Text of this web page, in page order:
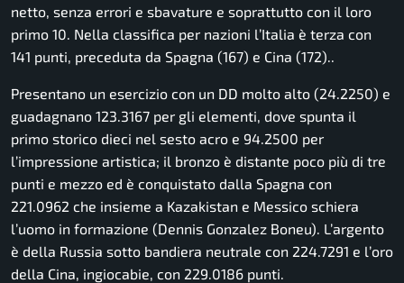
netto, senza errori e sbavature e soprattutto con il loro
primo 10. Nella classifica per nazioni l’Italia è terza con
141 punti, preceduta da Spagna (167) e Cina (172)..
Presentano un esercizio con un DD molto alto (24.2250) e
guadagnano 123.3167 per gli elementi, dove spunta il
primo storico dieci nel sesto acro e 94.2500 per
l’impressione artistica; il bronzo è distante poco più di tre
punti e mezzo ed è conquistato dalla Spagna con
221.0962 che insieme a Kazakistan e Messico schiera
l’uomo in formazione (Dennis Gonzalez Boneu). L’argento
è della Russia sotto bandiera neutrale con 224.7291 e l’oro
della Cina, ingiocabie, con 229.0186 punti.